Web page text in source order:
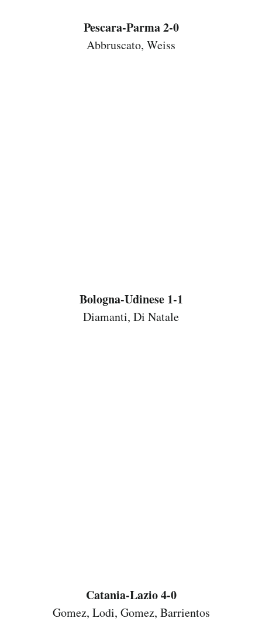
Pescara-Parma 2-0
Abbruscato, Weiss
Bologna-Udinese 1-1
Diamanti, Di Natale
Catania-Lazio 4-0
Gomez, Lodi, Gomez, Barrientos